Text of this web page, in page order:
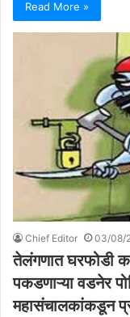
Read More »
Chief Editor 03/08/
तेलंगणात घरफोडी
पकडणाऱ्या वडनेर
महासंचालकांकडून